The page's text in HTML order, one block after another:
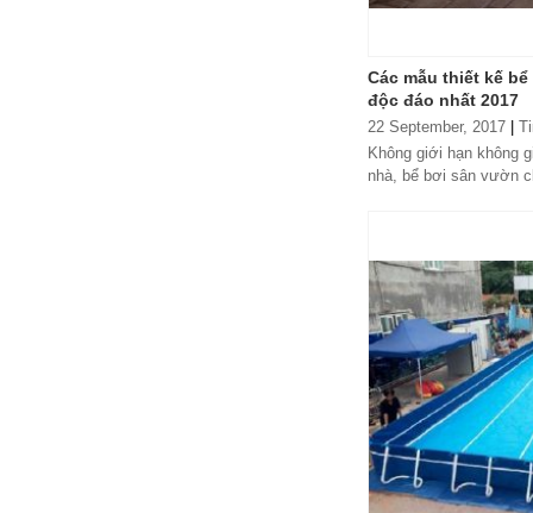
Các mẫu thiết kế
độc đáo nhất 2017
22 September, 2017 |
Không giới hạn không
nhà, bể bơi sân vườn